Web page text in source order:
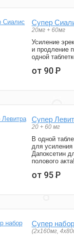
Супер
20мг + 60мг
Усиление
и продление
одной
от 90Р
Супер
20 + 60 мг
В одной
для усиления
Дапоксетин
полового акта!
от 95Р
Супер набор
(2х160мг,